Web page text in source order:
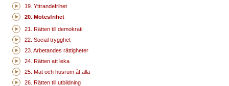
19. Yttrandefrihet
20. Mötesfrihet
21. Rätten till demokrati
22. Social trygghet
23. Arbetandes rättigheter
24. Rätten att leka
25. Mat och husrum åt alla
26. Rätten till utbildning